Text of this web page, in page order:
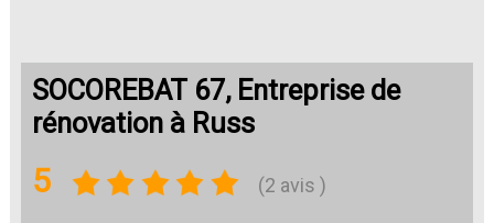
SOCOREBAT 67, Entreprise de
rénovation à Russ
5 (2 avis )